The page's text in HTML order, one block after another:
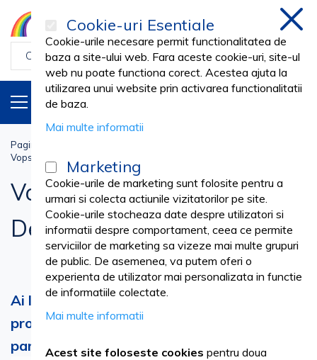
PRODUSE
Pagina principala
Vopsea Par, Oxidant & Decolorant
Vopsea Par, Oxidant &
Decolorant
Ai liber la creativitatea cu solutii
profesionale de colorare si decolorare a
parului cu gama MAXIMA
Cookie-uri Esentiale
Cookie-urile necesare permit functionalitatea de
baza a site-ului web. Fara aceste cookie-uri, site-ul
web nu poate functiona corect. Acestea ajuta la
utilizarea unui website prin activarea functionalitatii
de baza.
Mai multe informatii
Marketing
Cookie-urile de marketing sunt folosite pentru a
urmari si colecta actiunile vizitatorilor pe site.
Cookie-urile stocheaza date despre utilizatori si
informatii despre comportament, ceea ce permite
serviciilor de marketing sa vizeze mai multe grupuri
de public. De asemenea, va putem oferi o
experienta de utilizator mai personalizata in functie
de informatiile colectate.
Mai multe informatii
Acest site foloseste cookies pentru doua